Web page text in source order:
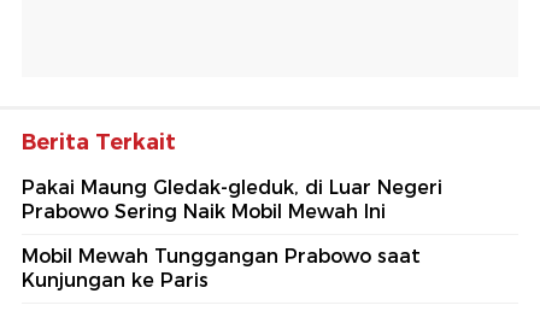
Berita Terkait
Pakai Maung Gledak-gleduk, di Luar Negeri
Prabowo Sering Naik Mobil Mewah Ini
Mobil Mewah Tunggangan Prabowo saat
Kunjungan ke Paris